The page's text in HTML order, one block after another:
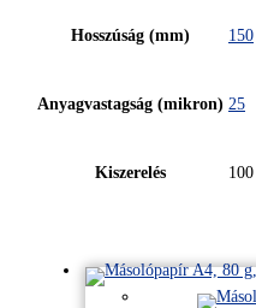
Hosszúság (mm) 150
Anyagvastagság (mikron) 25
Kiszerelés